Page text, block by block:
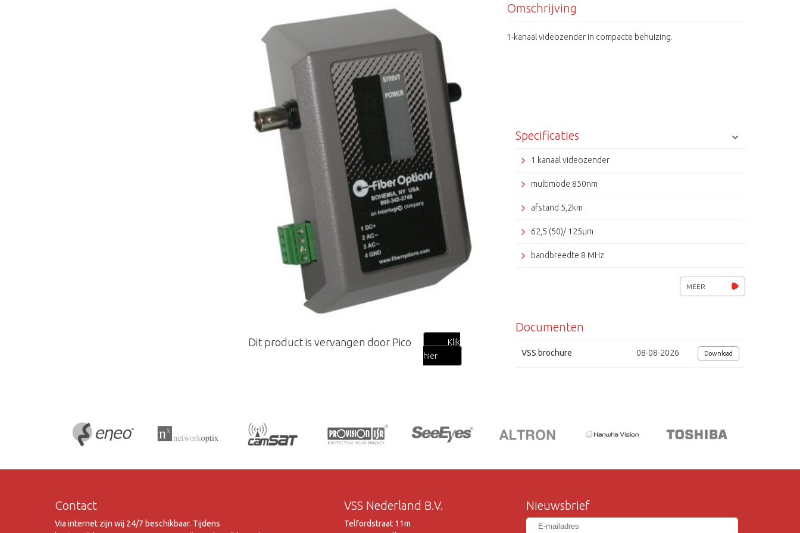
Dit product is vervangen door Pico
Klik
hier
Omschrijving
1-kanaal videozender in compacte behuizing.
Specificaties
1 kanaal videozender
multimode 850nm
afstand 5,2km
62,5 (50)/ 125µm
bandbreedte 8 MHz
MEER
Documenten
VSS brochure 08-08-2026 Download
Contact
Via internet zijn wij 24/7 beschikbaar. Tijdens
VSS Nederland B.V.
Telfordstraat 11m
Nieuwsbrief